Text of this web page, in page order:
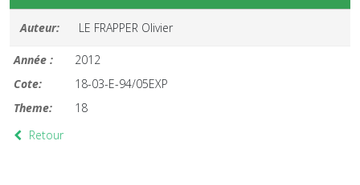
Auteur: LE FRAPPER Olivier
Année :
2012
Cote:
18-03-E-94/05EXP
Theme:
18
Retour